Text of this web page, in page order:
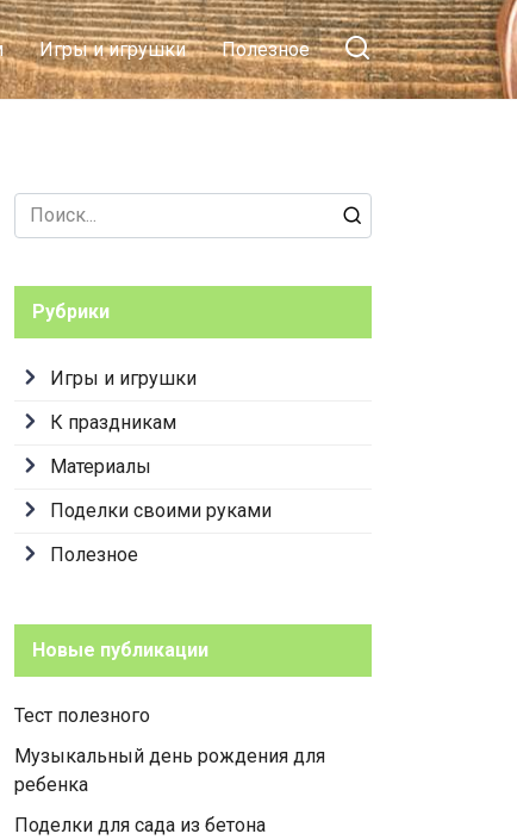
Игры и игрушки Полезное
Search
for:
Рубрики
Игры и игрушки
К праздникам
Материалы
Поделки своими руками
Полезное
Новые публикации
Тест полезного
Музыкальный день рождения для
ребенка
Поделки для сада из бетона
Поэтапный мастер-
класс по рисованию
для начинающих